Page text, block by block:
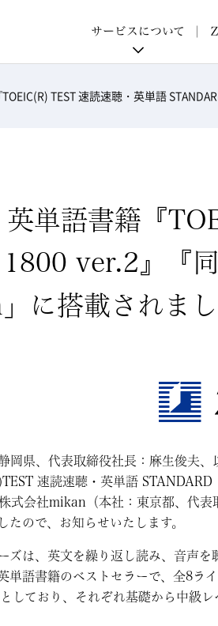
サービスについて
TOEIC(R) TEST 速読速聴・英単語
英単語書籍『
ver.2』『
に搭載されまし
岡県、代表取締役社長：麻生俊夫
速読速聴・英単語
式会社mikan（本社：東京都、代
たので、お知らせいたします。
ズは、英文を繰り返し読み、音声
単語書籍のベストセラーで、全8ラ
しており、それぞれ基礎から中級